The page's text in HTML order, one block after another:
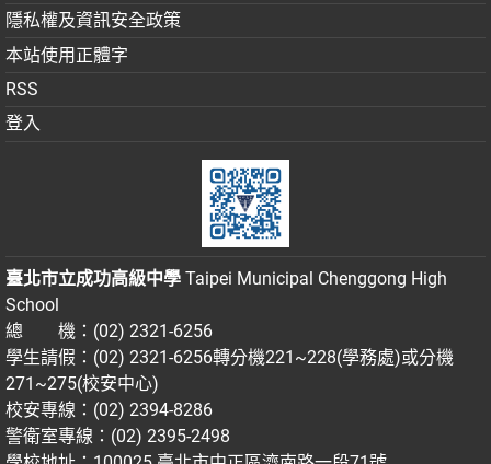
隱私權及資訊安全政策
本站使用正體字
RSS
登入
臺北市立成功高級中學 Taipei Municipal Chenggong High
School
總 機：(02) 2321-6256
學生請假：(02) 2321-6256轉分機221~228(學務處)或分機
271~275(校安中心)
校安專線：(02) 2394-8286
警衛室專線：(02) 2395-2498